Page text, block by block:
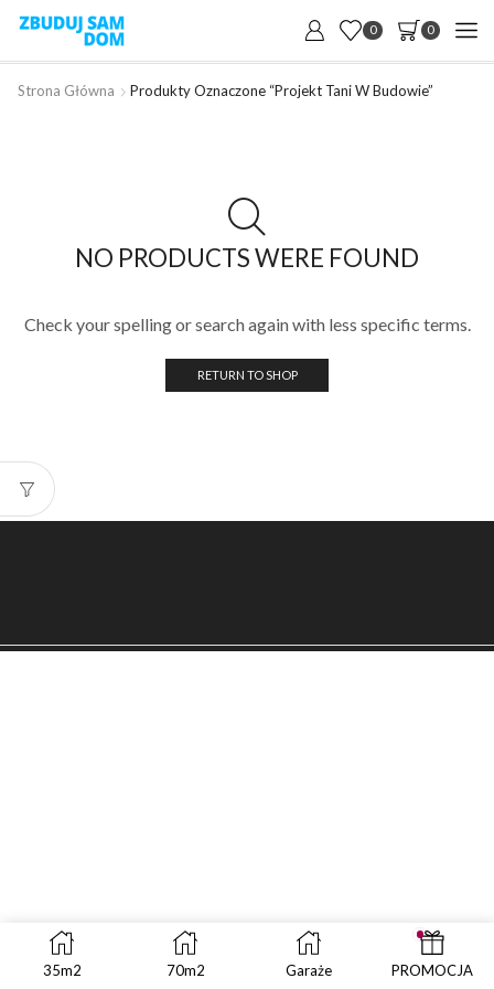
0 0
Strona Główna Produkty Oznaczone “projekt Tani W Budowie”
NO PRODUCTS WERE FOUND
Check your spelling or search again with less specific terms.
RETURN TO SHOP
35m2 70m2 Garaże PROMOCJA